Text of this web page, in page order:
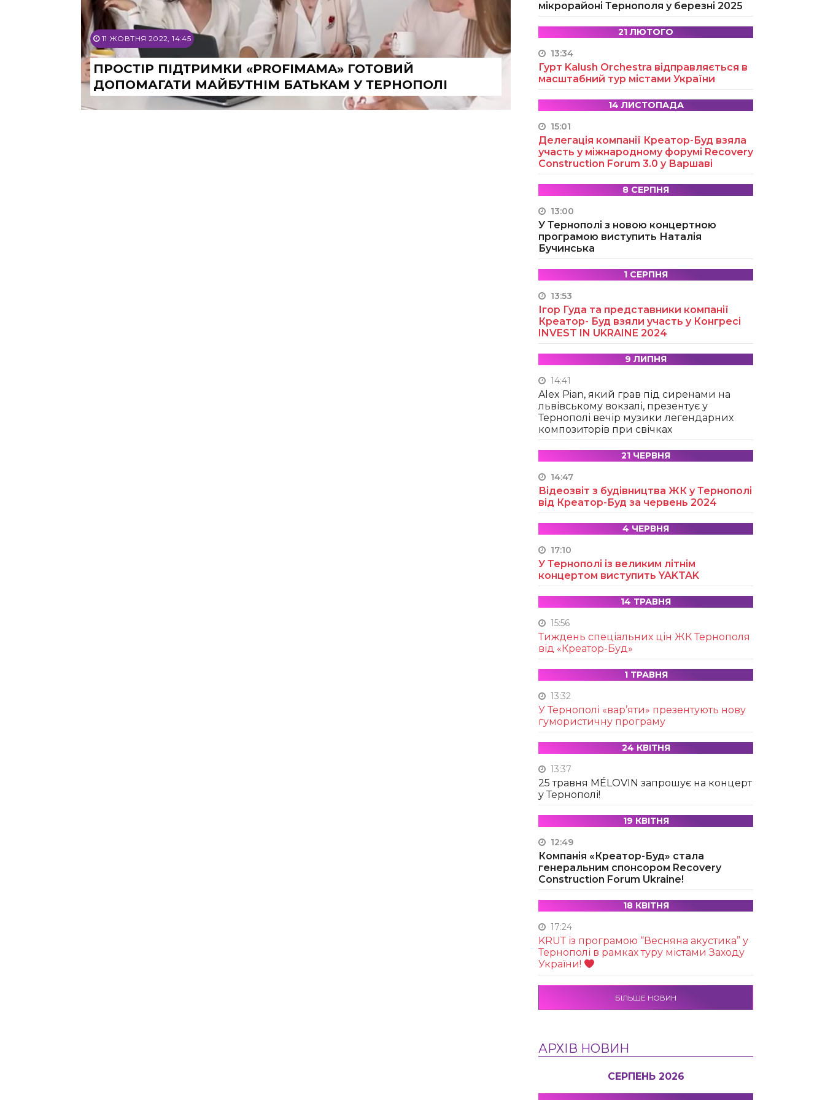
11 ЖОВТНЯ 2022, 14:45
ПРОСТІР ПІДТРИМКИ «PROFIMAMA» ГОТОВИЙ
ДОПОМАГАТИ МАЙБУТНІМ БАТЬКАМ У ТЕРНОПОЛІ
мікрорайоні Тернополя у березні 2025
21 ЛЮТОГО
13:34
Гурт Kalush Orchestra відправляється в
масштабний тур містами України
14 ЛИСТОПАДА
15:01
Делегація компанії Креатор-Буд взяла
участь у міжнародному форумі Recovery
Construction Forum 3.0 у Варшаві
8 СЕРПНЯ
13:00
У Тернополі з новою концертною
програмою виступить Наталія
Бучинська
1 СЕРПНЯ
13:53
Ігор Гуда та представники компанії
Креатор- Буд взяли участь у Конгресі
INVEST IN UKRAINE 2024
9 ЛИПНЯ
14:41
Alex Pian, який грав під сиренами на
львівському вокзалі, презентує у
Тернополі вечір музики легендарних
композиторів при свічках
21 ЧЕРВНЯ
14:47
Відеозвіт з будівництва ЖК у Тернополі
від Креатор-Буд за червень 2024
4 ЧЕРВНЯ
17:10
У Тернополі із великим літнім
концертом виступить YAKTAK
14 ТРАВНЯ
15:56
Тиждень спеціальних цін ЖК Тернополя
від «Креатор-Буд»
1 ТРАВНЯ
13:32
У Тернополі «вар’яти» презентують нову
гумористичну програму
24 КВІТНЯ
13:37
25 травня MÉLOVIN запрошує на концерт
у Тернополі!
19 КВІТНЯ
12:49
Компанія «Креатор-Буд» стала
генеральним спонсором Recovery
Construction Forum Ukraine!
18 КВІТНЯ
17:24
KRUТ із програмою “Весняна акустика” у
Тернополі в рамках туру містами Заходу
України!
БІЛЬШЕ НОВИН
АРХІВ НОВИН
СЕРПЕНЬ 2026